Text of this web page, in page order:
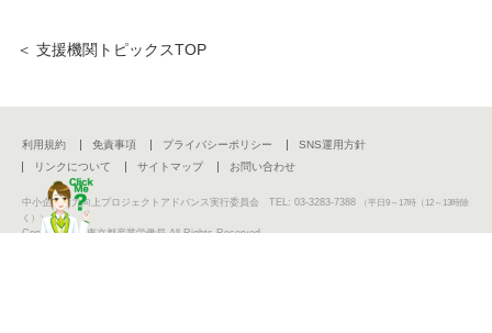
＜ 支援機関トピックスTOP
利用規約 免責事項 プライバシーポリシー
SNS運用方針
リンクについて
サイトマップ お問い合わせ
中小企業活力向上プロジェクトアドバンス実行委員会 TEL: 03-3283-7388
（平日9～17時（12～13時除
く））
Copyright (C) 東京都産業労働局 All Rights Reserved.